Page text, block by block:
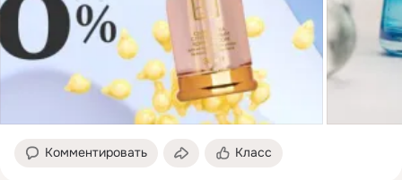
Комментировать Класс